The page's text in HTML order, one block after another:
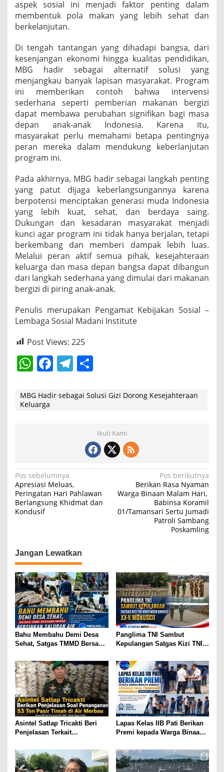
aspek sosial ini menjadi faktor penting dalam
membentuk pola makan yang lebih sehat dan
berkelanjutan.
Di tengah tantangan yang dihadapi bangsa, dari
kesenjangan ekonomi hingga kualitas pendidikan,
MBG hadir sebagai alternatif solusi yang
menjangkau banyak lapisan masyarakat. Program
ini memberikan contoh bahwa intervensi
sederhana seperti pemberian makanan bergizi
dapat membawa perubahan signifikan bagi masa
depan anak-anak Indonesia. Karena itu,
masyarakat perlu memahami betapa pentingnya
peran mereka dalam mendukung keberlanjutan
program ini.
Pada akhirnya, MBG hadir sebagai langkah penting
yang patut dijaga keberlangsungannya karena
berpotensi menciptakan generasi muda Indonesia
yang lebih kuat, sehat, dan berdaya saing.
Dukungan dan kesadaran masyarakat menjadi
kunci agar program ini tidak hanya berjalan, tetapi
berkembang dan memberi dampak lebih luas.
Melalui peran aktif semua pihak, kesejahteraan
keluarga dan masa depan bangsa dapat dibangun
dari langkah sederhana yang dimulai dari makanan
bergizi di piring anak-anak.
Penulis merupakan Pengamat Kebijakan Sosial –
Lembaga Sosial Madani Institute
Post Views: 225
W
at
s
F
c
k
T
e
m
ar
MBG Hadir sebagai Solusi Gizi Dorong Kesejahteraan
Keluarga
Ikuti Kami
N
a
v
a
s
i
p
o
s
Pos sebelumnya
Apresiasi Meluas,
Peringatan Hari Pahlawan
Berlangsung Khidmat dan
Kondusif
Pos berikutnya
Berikan Rasa Nyaman
Warga Binaan Malam Hari,
Babinsa Koramil
01/Tamansari Sertu Jumadi
Patroli Sambang
Poskamling
Jangan Lewatkan
Bahu Membahu Demi Desa
Sehat, Satgas TMMD Bersama
Panglima TNI Sambut
Kepulangan Satgas Kizi TNI
MONUSCO
Asintel Satlap Tricakti Beri
Penjelasan Terkait
Timah di Air Merbau
Lapas Kelas IIB Pati Berikan
Premi kepada Warga Binaan
Pembinaan Kemandirian
Periode Juli 2026